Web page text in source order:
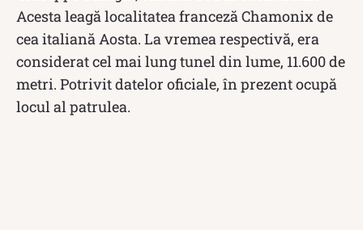
Acesta leagă localitatea franceză Chamonix de
cea italiană Aosta. La vremea respectivă, era
considerat cel mai lung tunel din lume, 11.600 de
metri. Potrivit datelor oficiale, în prezent ocupă
locul al patrulea.